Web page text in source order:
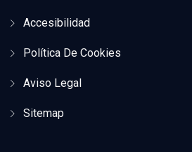
Accesibilidad
Política De Cookies
Aviso Legal
Sitemap